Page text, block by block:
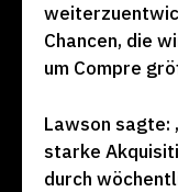
Chancen, die
um Compre
Lawson sagte:
starke
durch